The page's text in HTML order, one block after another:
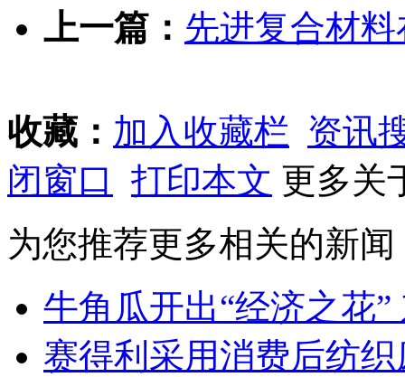
上一篇： 先进复合材
收藏： 加入收藏栏 资讯
闭窗口
打印本文 更多关
为您推荐更多相关的新闻
牛角瓜开出“经济之花
赛得利采用消费后纺